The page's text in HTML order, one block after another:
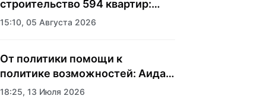
строительство 594 квартир:
аким Наурызбайского района
15:10, 05 Августа 2026
От политики помощи к
политике возможностей: Аида
Балаева о подходе государства
18:25, 13 Июля 2026